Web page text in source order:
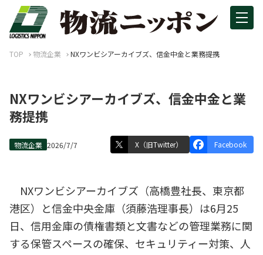
TOP 物流企業 NXワンビシアーカイブズ、信金中金と業務提携
NXワンビシアーカイブズ、信金中金と業
務提携
物流企業 2026/7/7 X（旧Twitter） Facebook
NXワンビシアーカイブズ（高橋豊社長、東京都
港区）と信金中央金庫（須藤浩理事長）は6月25
日、信用金庫の債権書類と文書などの管理業務に関
する保管スペースの確保、セキュリティー対策、人